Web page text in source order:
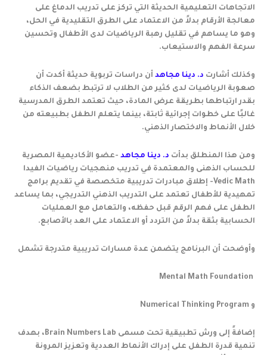
الاتجاهات التعليمية الحديثة التي تركز على تدريب الدماغ على
معالجة الأرقام بدلاً من الاعتماد على الطرق التقليدية في الحل،
وهو ما يساهم في تقليل رهبة الرياضيات لدى الأطفال وتحسين
سرعة الفهم والاستيعاب.
وكذلك أشارت د. دينا مجاهد أن دراسات تربوية حديثة أكدت أن
صعوبة الرياضيات لدى كثير من الطلاب لا ترتبط بضعف الذكاء
بقدر ارتباطها بطريقة عرض المادة، حيث تعتمد الطرق المدرسية
غالبًا على خطوات إجرائية ثابتة، بينما يتعلم الطفل بطبيعته من
خلال الأنماط والاختصار الذهني.
ومن هذا المنطلق بدأت د. دينا مجاهد -عضو الأكاديمية المصرية
للحساب الذهنى والمعتمدة في تدريب منهجيات رياضيات الفيدا
Vedic Math- إطلاق مبادرات تدريبية متخصصة في تقديم برامج
تمهيدية للأطفال تعتمد على التدريب الذهني التدريجي، بما يساعد
الطفل على فهم الرقم قبل حفظه، والتعامل مع العمليات
الحسابية بثقة بدلاً من التردد أو الاعتماد على العد بالأصابع.
وأوضحت أن البرنامج يتضمن عدة مسارات تدريبية متدرجة تشمل
و Numerical Thinking Program
إضافةً إلى ورش تطبيقية تحت مسمى Brain Numbers Lab، بهدف
تنمية قدرة الطفل على إدراك الأنماط العددية وتعزيز المرونة